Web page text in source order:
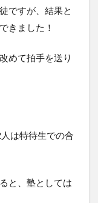
ですが、結果と
きました！
めて拍手を送り
は特待生での合
と、塾としては